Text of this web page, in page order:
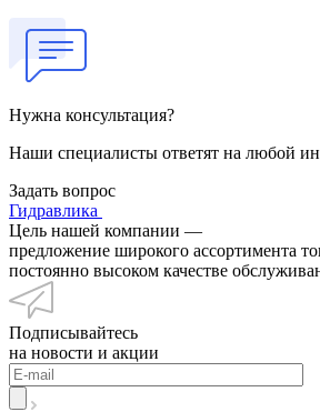
Нужна консультация?
Наши специалисты ответят на любой
Задать вопрос
Гидравлика
Цель нашей компании —
предложение широкого ассортимента
постоянно высоком качестве
Подписывайтесь
на новости и акции